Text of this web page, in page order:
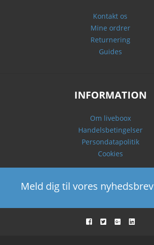
Kontakt os
Mine ordrer
Returnering
Guides
INFORMATION
Om liveboox
Handelsbetingelser
Persondatapolitik
Cookies
Meld dig til vores nyhedsbrev